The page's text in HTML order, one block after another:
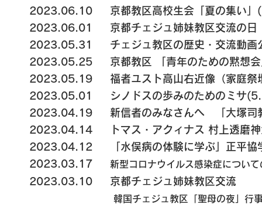
2023.06.10 京都教区高校生会「夏の集い
2023.06.01 京都チェジュ姉妹教区交流の日
2023.05.31 チェジュ教区の歴史・交流動画
2023.05.25 京都教区 「青年のための黙想
2023.05.19 福者ユスト高山右近像（家庭
2023.05.01
シノドスの歩みのためのミサ
2023.04.19 新信者のみなさんへ 「大塚司
2023.04.14
トマス・アクィナス 村上透磨
2023.04.12
「水俣病の体験に学ぶ」正平
2023.03.17
新型コロナウイルス感染症につい
2023.03.10 京都チェジュ姉妹教区交流
韓国チェジュ教区「聖母の夜」